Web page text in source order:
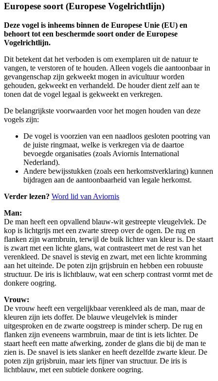
Europese soort (Europese Vogelrichtlijn)
Deze vogel is inheems binnen de Europese Unie (EU) en
behoort tot een beschermde soort onder de Europese
Vogelrichtlijn.
Dit betekent dat het verboden is om exemplaren uit de natuur te
vangen, te verstoren of te houden. Alleen vogels die aantoonbaar in
gevangenschap zijn gekweekt mogen in avicultuur worden
gehouden, gekweekt en verhandeld. De houder dient zelf aan te
tonen dat de vogel legaal is gekweekt en verkregen.
De belangrijkste voorwaarden voor het mogen houden van deze
vogels zijn:
De vogel is voorzien van een naadloos gesloten pootring van
de juiste ringmaat, welke is verkregen via de daartoe
bevoegde organisaties (zoals Aviornis International
Nederland).
Andere bewijsstukken (zoals een herkomstverklaring) kunnen
bijdragen aan de aantoonbaarheid van legale herkomst.
Verder lezen? Word lid van Aviornis
Man:
De man heeft een opvallend blauw-wit gestreepte vleugelvlek. De
kop is lichtgrijs met een zwarte streep over de ogen. De rug en
flanken zijn warmbruin, terwijl de buik lichter van kleur is. De staart
is zwart met een lichte glans, wat contrasteert met de rest van het
verenkleed. De snavel is stevig en zwart, met een lichte kromming
aan het uiteinde. De poten zijn grijsbruin en hebben een robuuste
structuur. De iris is lichtblauw, wat een scherp contrast vormt met de
donkere oogring.
Vrouw:
De vrouw heeft een vergelijkbaar verenkleed als de man, maar de
kleuren zijn iets doffer. De blauwe vleugelvlek is minder
uitgesproken en de zwarte oogstreep is minder scherp. De rug en
flanken zijn eveneens warmbruin, maar de tint is iets lichter. De
staart heeft een matte afwerking, zonder de glans die bij de man te
zien is. De snavel is iets slanker en heeft dezelfde zwarte kleur. De
poten zijn grijsbruin, maar iets fijner van structuur. De iris is
lichtblauw, met een subtiele donkere oogring.